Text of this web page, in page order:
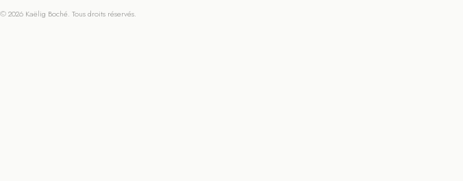
© 2026 Kaëlig Boché. Tous droits réservés.